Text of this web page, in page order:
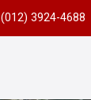
(012) 3924-4688